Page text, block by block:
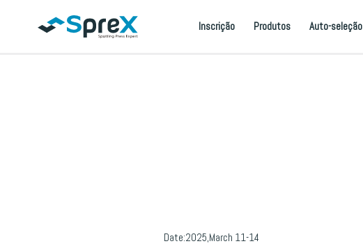
Inscrição Produtos Auto-seleção
Date:2025,March 11-14